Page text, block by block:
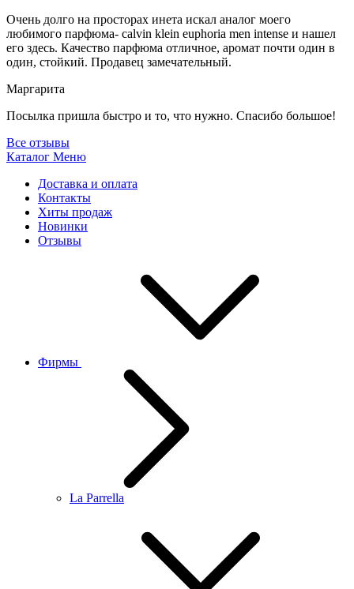
Очень долго на просторах инета искал аналог моего
любимого парфюма- calvin klein euphoria men intense и нашел
его здесь. Качество парфюма отличное, аромат почти один в
один, стойкий. Продавец замечательный.
Маргарита
Посылка пришла быстро и то, что нужно. Спасибо большое!
Все отзывы
Каталог Меню
Доставка и оплата
Контакты
Хиты продаж
Новинки
Отзывы
Фирмы
La Parrella